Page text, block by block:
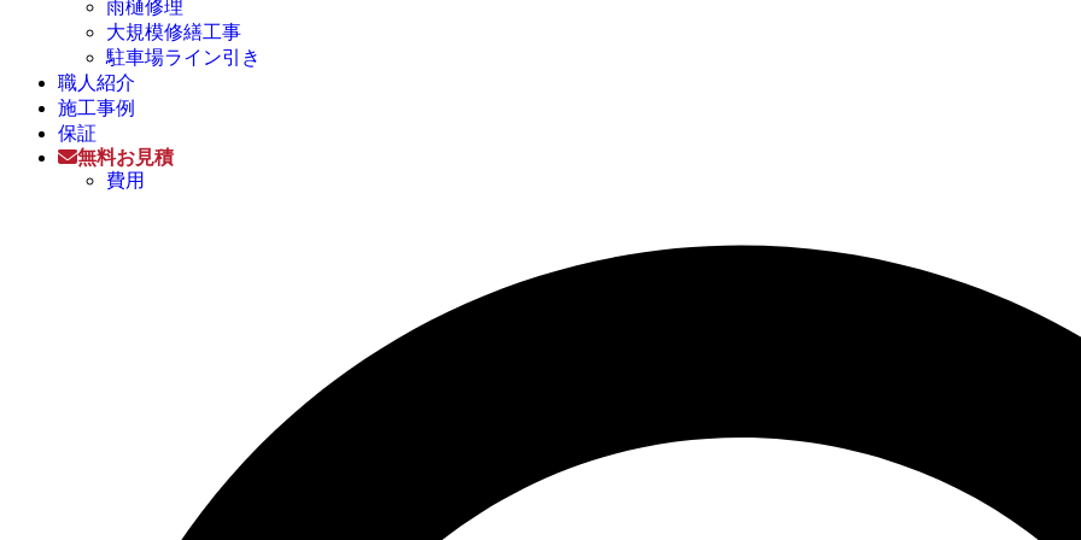
雨樋修理
大規模修繕工事
駐車場ライン引き
職人紹介
施工事例
保証
無料お見積
費用